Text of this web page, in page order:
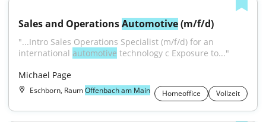
Sales and Operations Automotive (m/f/d)
"...Intro Sales Operations Specialist (m/f/d) for an
international automotive technology c Exposure to..."
Michael Page
Eschborn, RaumOffenbach am Main Homeoffice Vollzeit